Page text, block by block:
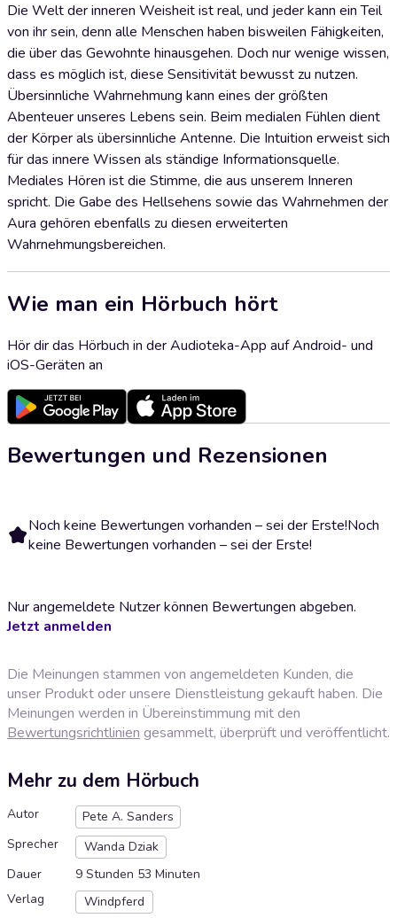
Die Welt der inneren Weisheit ist real, und jeder kann ein Teil
von ihr sein, denn alle Menschen haben bisweilen Fähigkeiten,
die über das Gewohnte hinausgehen. Doch nur wenige wissen,
dass es möglich ist, diese Sensitivität bewusst zu nutzen.
Übersinnliche Wahrnehmung kann eines der größten
Abenteuer unseres Lebens sein. Beim medialen Fühlen dient
der Körper als übersinnliche Antenne. Die Intuition erweist sich
für das innere Wissen als ständige Informationsquelle.
Mediales Hören ist die Stimme, die aus unserem Inneren
spricht. Die Gabe des Hellsehens sowie das Wahrnehmen der
Aura gehören ebenfalls zu diesen erweiterten
Wahrnehmungsbereichen.
Wie man ein Hörbuch hört
Hör dir das Hörbuch in der Audioteka-App auf Android- und
iOS-Geräten an
Bewertungen und Rezensionen
Noch keine Bewertungen vorhanden – sei der Erste!Noch
keine Bewertungen vorhanden – sei der Erste!
Nur angemeldete Nutzer können Bewertungen abgeben.
Jetzt anmelden
Die Meinungen stammen von angemeldeten Kunden, die
unser Produkt oder unsere Dienstleistung gekauft haben. Die
Meinungen werden in Übereinstimmung mit den
Bewertungsrichtlinien gesammelt, überprüft und veröffentlicht.
Mehr zu dem Hörbuch
Autor
Pete A. Sanders
Sprecher
Wanda Dziak
Dauer
9 Stunden 53 Minuten
Verlag
Windpferd